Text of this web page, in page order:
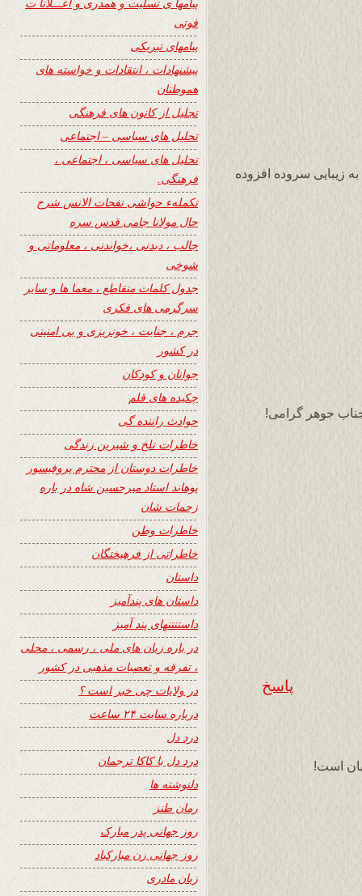
زیبایی سروده افزوده
جوهر گرامی!
پاسخ
است!
فوتی
پیامهای تبریکی
پیشنهادات ، انتقادات و خواسته های
هموطنان
تجلیل از کانون های فرهنگی
تحلیل های سیاسی – اجتماعی
تحلیل های سیاسی ، اجتماعی ،
فرهنگی.
تکملهء حواشی نفحات الانس شرح
حال مولانا جامی قدس سره
جالب ، دیدنی ،خواندنی ، معلوماتی و
شوخی
جدول کلمات متقاطع ، معما ها و سایر
سرگرمی های فکری
جرم ، جنایت ، خونریزی و بی امنیتی
در کشور
جوانان و کودکان
چکیده های قلم
حوادث راننده گی
خاطرات تلخ و شیرین زندگی
خاطرات دوستان از محترم پروفیسور
پوهاند استاد میرحسین شاه در باره
زحمات شان
خاطرات وطن
خاطراتی از فرهیختگان
داستان
داستان های پندآمیز
داستنتنهای پند آمیز
در باره زبان های ملی ، رسمی ، محلی
، تفرقه و تعصبات مذهبی در کشور
در ولایات چی خبر است ؟
درباره سایت ۲۴ ساعت
درد دل
درد دل با کاکا ترجمان
دلنوشته ها
رمان طنز
روز جهانی پدر مبارک
روز جهانی زن مبارکباد
زبان مادری